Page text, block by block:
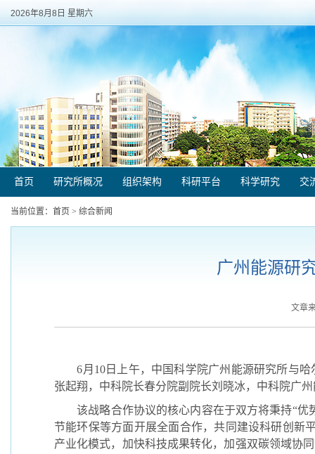
2026年8月8日 星期六
首页 研究所概况 组织架构 科研平台 科学研究 交
当前位置： 首页 > 综合新闻
广州能源研
文章
6月 10日上午，中国科学院广州能源研究所与
张起翔，中科院长春分院副院长刘晓冰，中科院广
该战略合作协议的核心内容在于双方将秉持“优
节能环保等方面开展全面合作，共同建设科研创新
产业化模式，加快科技成果转化，加强双碳领域协